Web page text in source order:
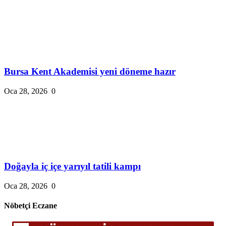
Bursa Kent Akademisi yeni döneme hazır
Oca 28, 2026 0
Doğayla iç içe yarıyıl tatili kampı
Oca 28, 2026 0
Nöbetçi Eczane